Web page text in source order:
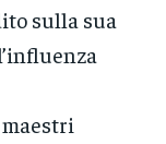
sulla sua